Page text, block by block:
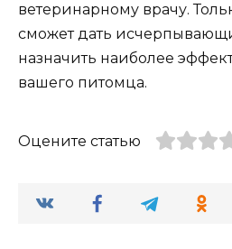
ветеринарному врачу.
сможет дать
назначить наиболее
вашего питомца.
Оцените статью